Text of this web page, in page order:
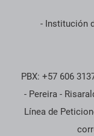
- Institución
PBX: +57 606
- Pereira -
Línea de